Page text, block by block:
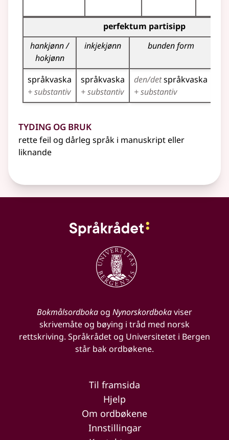
Bøyningstabell for dette verbet (partisippformer)
perfektum partisipp
hankjønn /
hokjønn
inkjekjønn bunden form
språkvaska
+ substantiv
språkvaska
+ substantiv
den/detspråkvaska
+ substantiv
Tyding og bruk
rette feil og dårleg språk i manuskripteller
liknande
Bokmålsordbokaog Nynorskordbokaviser
skrivemåte og bøying i tråd med norsk
rettskriving. Språkrådet og Universitetet i Bergen
står bak ordbøkene.
Til framsida
Hjelp
Om ordbøkene
Innstillingar